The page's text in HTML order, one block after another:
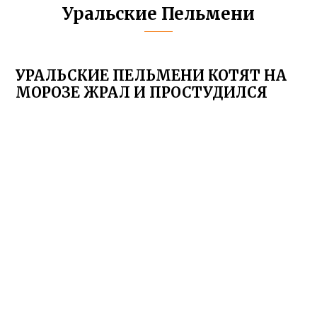
Уральские Пельмени
УРАЛЬСКИЕ ПЕЛЬМЕНИ КОТЯТ НА
МОРОЗЕ ЖРАЛ И ПРОСТУДИЛСЯ